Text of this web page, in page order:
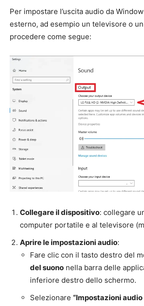
Per impostare l’uscita audio da
esterno, ad esempio un televisore o
procedere come segue:
Collegare il dispositivo: collegare
computer portatile e al televisore
Aprire le impostazioni audio:
Fare clic con il tasto destro del
del suono nella barra delle
inferiore destro dello schermo.
Selezionare “Impostazioni audio